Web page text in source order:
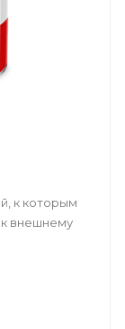
к которым
внешнему